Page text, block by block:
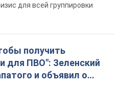
для всей группировки
получить
для ПВО": Зеленский
и объявил о